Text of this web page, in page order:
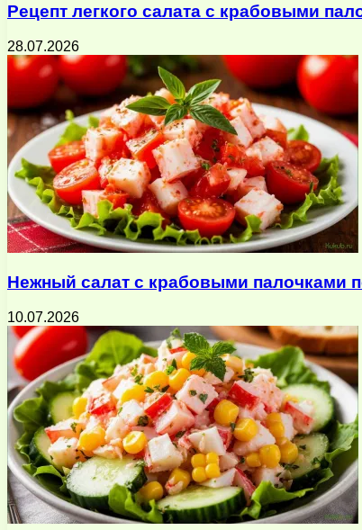
Рецепт легкого салата с крабовыми
28.07.2026
Нежный салат с крабовыми палочками
10.07.2026